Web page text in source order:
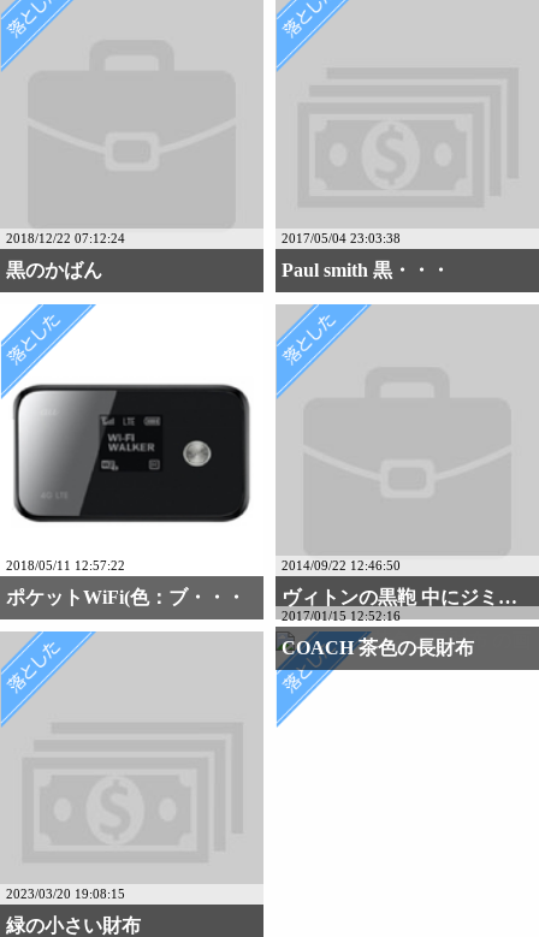
2018/12/22 07:12:24
黒のかばん
2017/05/04 23:03:38
Paul smith 黒・・・
2018/05/11 12:57:22
ポケットWiFi(色：ブ・・・
2014/09/22 12:46:50
ヴィトンの黒鞄 中にジミ・・・
2023/03/20 19:08:15
緑の小さい財布
2017/01/15 12:52:16
COACH 茶色の長財布